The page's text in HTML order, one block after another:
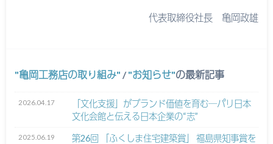
代表取締役社長 亀岡政雄
亀岡工務店の取り組み / お知らせ の最新記事
2026.04.17
「文化支援」がブランド価値を育む─パリ日本
文化会館と伝える日本企業の“志”
2025.06.19
第26回 「ふくしま住宅建築賞」 福島県知事賞を